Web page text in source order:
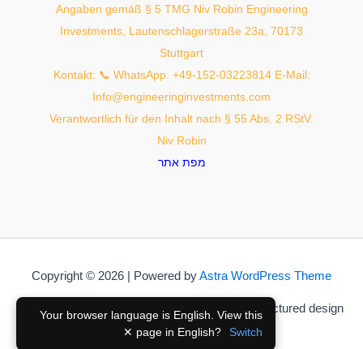
Angaben gemäß § 5 TMG Niv Robin Engineering
Investments, Lautenschlagerstraße 23a, 70173
Stuttgart
Kontakt: 📞 WhatsApp: +49-152-03223814 E-Mail:
Info@engineeringinvestments.com
Verantwortlich für den Inhalt nach § 55 Abs. 2 RStV:
Niv Robin
מפת אתר
Copyright © 2026 | Powered byAstra WordPress Theme
Built with performance-first architecture and structured design
principles
Your browser language is English. View this
page in English?
Switch
✕